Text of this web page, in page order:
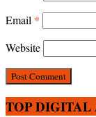
Email *
Website
TOP DIGITAL